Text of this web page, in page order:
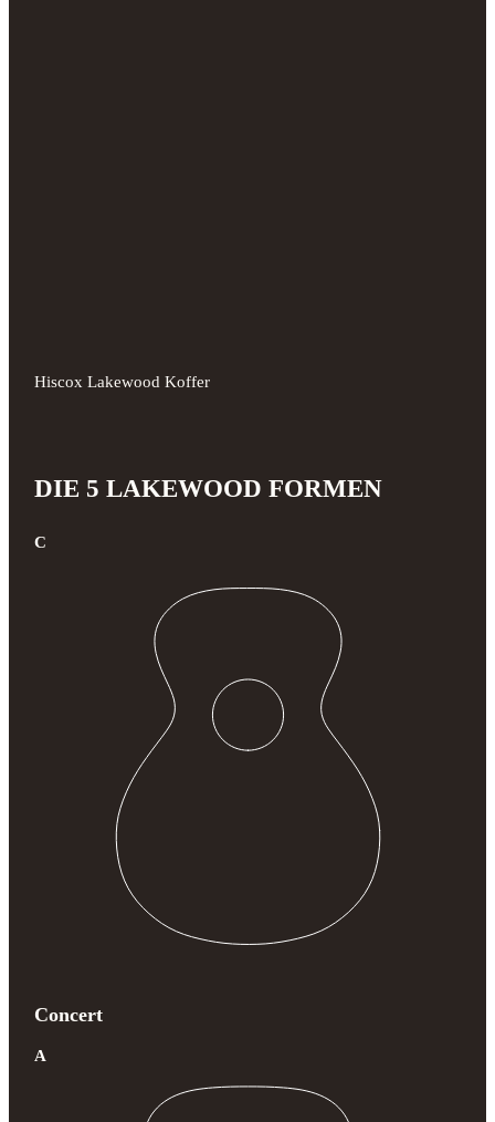
Hiscox Lakewood Koffer
DIE 5 LAKEWOOD FORMEN
C
Concert
A